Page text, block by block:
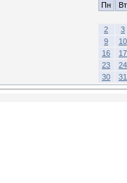
Пн Вт
2
3
9
10
16
17
23
24
30
31